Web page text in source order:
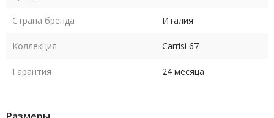
Страна бренда Италия
Коллекция Carrisi 67
Гарантия 24 месяца